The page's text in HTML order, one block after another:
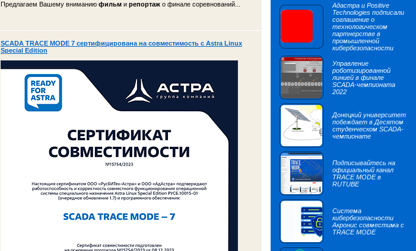
Предлагаем Вашему вниманию фильм и репортаж о финале соревнований...
SCADA TRACE MODE 7 сертифицирована на совместимость с Astra Linux
Special Edition
Адастра и Positive
Technologies подписали
соглашение о
технологическом
партнерстве в
промышленной
кибербезопасности
Управление
роботизированной
линией в финале
SCADA-чемпионата
2022
Донецкий университет
побеждает в Десятом
студенческом SCADA-
чемпионате
Подписывайтесь на
официальный канал
TRACE MODE в
RUTUBE
Система
кибербезопасности
Акронис совместима с
TRACE MODE